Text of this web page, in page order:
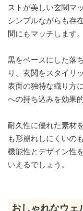
ストが美しい玄関マ
シンプルながらも存
間にもマッチします。
黒をベースにした落
り、玄関をスタイリ
表面の独特な織り方
への持ち込みを効果
耐久性に優れた素材
も形崩れしにくいの
機能性とデザイン性
いえるでしょう。
おしゃれなウェ